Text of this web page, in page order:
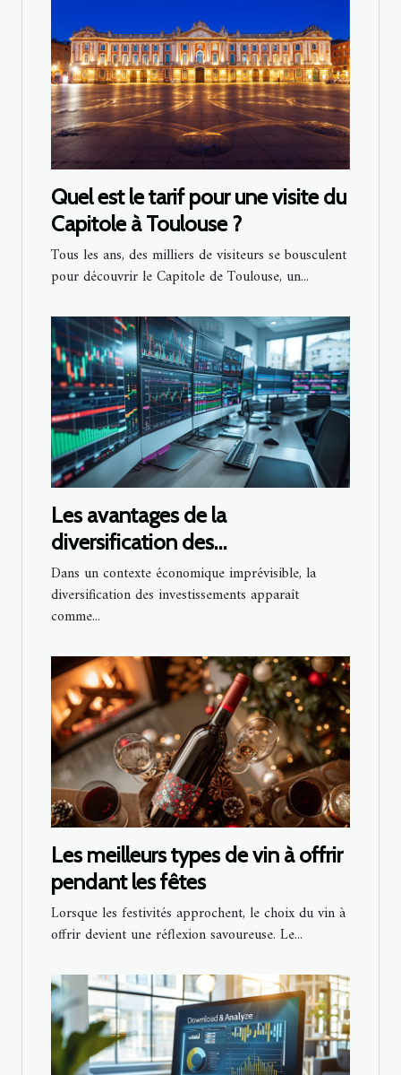
Quel est le tarif pour une visite du
Capitole à Toulouse ?
Tous les ans, des milliers de visiteurs se bousculent
pour découvrir le Capitole de Toulouse, un...
Les avantages de la
diversification des
investissements en période
d'incertitude économique
Dans un contexte économique imprévisible, la
diversification des investissements apparaît
comme...
Les meilleurs types de vin à offrir
pendant les fêtes
Lorsque les festivités approchent, le choix du vin à
offrir devient une réflexion savoureuse. Le...